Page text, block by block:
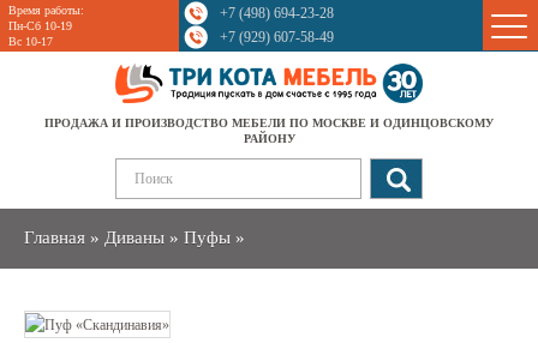
Время работы:
Пн-Сб 10-19
Вс 10-17
+7 (498) 694-23-28
+7 (929) 607-58-49
ПРОДАЖА И ПРОИЗВОДСТВО МЕБЕЛИ ПО МОСКВЕ И ОДИНЦОВСКОМУ
РАЙОНУ
Главная » Диваны » Пуфы »
Sale